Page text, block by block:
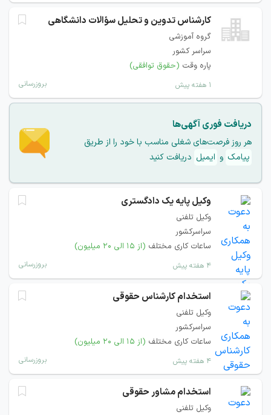
کارشناس تدوین و تحلیل سؤالات دانشگاهی
گروه آموزشی
سراسر کشور
پاره وقت (حقوق توافقی)
۱ هفته پیش بروزرسانی
دریافت فوری آگهی‌ها
هر روز فرصت‌های شغلی مناسب با خود را از طریق
پیامک و ایمیل دریافت کنید
وکیل پایه یک دادگستری
وکیل تلفنی
سراسرکشور
ساعات کاری مختلف (از ۱۵ الی ۲۰ میلیون)
۴ هفته پیش بروزرسانی
استخدام کارشناس حقوقی
وکیل تلفنی
سراسرکشور
ساعات کاری مختلف (از ۱۵ الی ۲۰ میلیون)
۴ هفته پیش بروزرسانی
استخدام مشاور حقوقی
وکیل تلفنی